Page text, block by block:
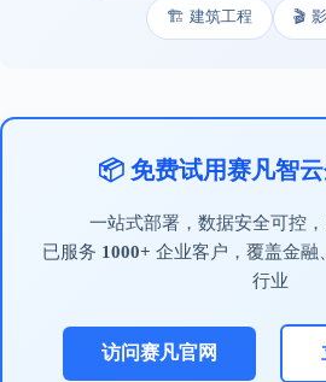
🏗️ 建筑工程 🎬
📦 免费试用赛凡智
一站式部署，数据安全可控
已服务 1000+ 企业客户，覆盖金融
行业
访问赛凡官网